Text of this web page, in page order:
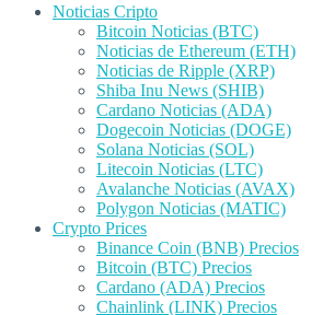
Noticias Cripto
Bitcoin Noticias (BTC)
Noticias de Ethereum (ETH)
Noticias de Ripple (XRP)
Shiba Inu News (SHIB)
Cardano Noticias (ADA)
Dogecoin Noticias (DOGE)
Solana Noticias (SOL)
Litecoin Noticias (LTC)
Avalanche Noticias (AVAX)
Polygon Noticias (MATIC)
Crypto Prices
Binance Coin (BNB) Precios
Bitcoin (BTC) Precios
Cardano (ADA) Precios
Chainlink (LINK) Precios